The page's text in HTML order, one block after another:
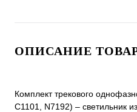
ОПИСАНИЕ
Комплект трекового
C1101, N7192) – светильник